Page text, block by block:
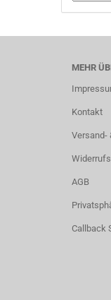
MEHR
Kontakt
Versand-
AGB
Callback